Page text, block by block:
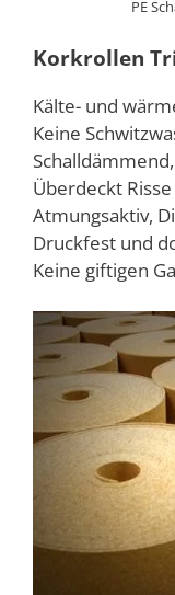
PE
Korkrollen
Kälte- und
Keine
Überdeckt
Atmungsaktiv,
Druckfest und
Keine giftigen